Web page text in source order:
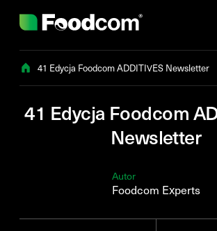
41 Edycja Foodcom ADDITIVES Newsletter
41 Edycja Foodcom
Newsletter
Autor
Foodcom Experts